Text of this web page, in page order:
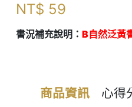
NT$ 59
書況補充說明： B自然泛黃
商品資訊 心得